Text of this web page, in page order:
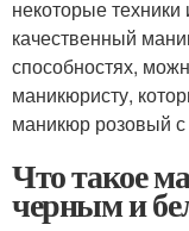
некоторые
качественный
способностях,
маникюристу,
маникюр розовый
Что такое
черным и